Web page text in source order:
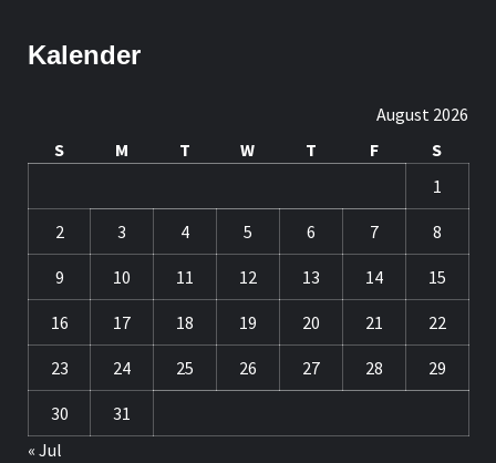
Kalender
August 2026
S
M T W T F
S
1
2 3 4 5 6 7 8
9 10 11 12 13 14 15
16 17 18 19 20 21 22
23 24 25 26 27 28 29
30
31
« Jul